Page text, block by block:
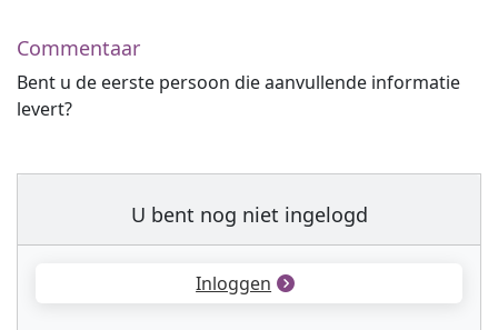
Commentaar
Bent u de eerste persoon die aanvullende informatie
levert?
U bent nog niet ingelogd
Inloggen